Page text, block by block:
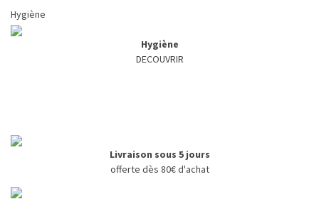
Hygiène
Hygiène
DECOUVRIR
Livraison sous 5 jours
offerte dès 80€ d'achat